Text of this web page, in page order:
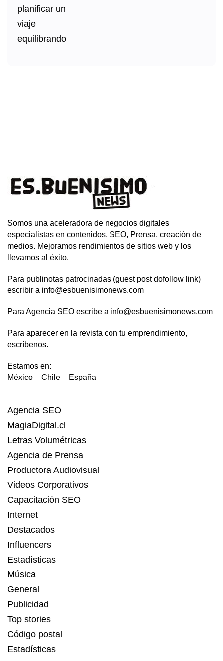
Somos una aceleradora de negocios digitales
especialistas en contenidos, SEO, Prensa, creación de
medios. Mejoramos rendimientos de sitios web y los
llevamos al éxito.
Para publinotas patrocinadas (guest post dofollow link)
escribir a info@esbuenisimonews.com
Para Agencia SEO escribe a info@esbuenisimonews.com
Para aparecer en la revista con tu emprendimiento,
escríbenos.
Estamos en:
México – Chile – España
Agencia SEO
MagiaDigital.cl
Letras Volumétricas
Agencia de Prensa
Productora Audiovisual
Videos Corporativos
Capacitación SEO
Internet
Destacados
Influencers
Estadísticas
Música
General
Publicidad
Top stories
Código postal
Estadísticas